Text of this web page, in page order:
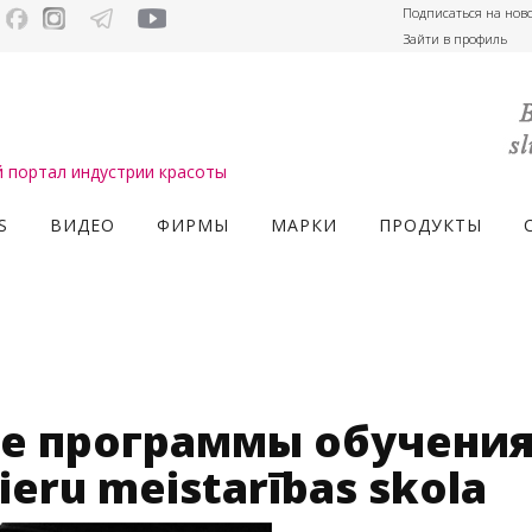
Подписаться на
Зайти в профиль
индустрии красоты
ВИДЕО ФИРМЫ МАРКИ ПРОДУКТЫ
программы
meistarības skola